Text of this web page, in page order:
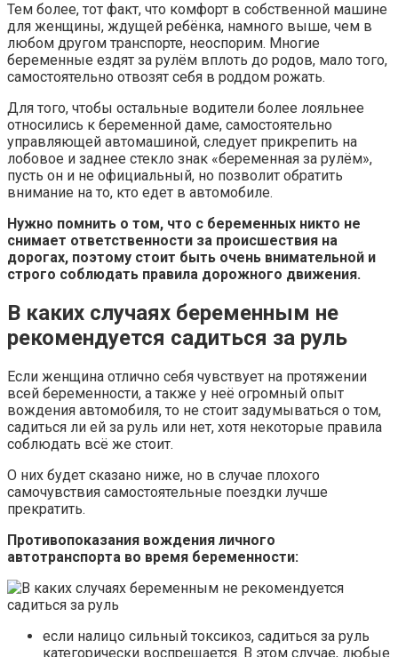
Тем более, тот факт, что комфорт в собственной машине
для женщины, ждущей ребёнка, намного выше, чем в
любом другом транспорте, неоспорим. Многие
беременные ездят за рулём вплоть до родов, мало того,
самостоятельно отвозят себя в роддом рожать.
Для того, чтобы остальные водители более лояльнее
относились к беременной даме, самостоятельно
управляющей автомашиной, следует прикрепить на
лобовое и заднее стекло знак «беременная за рулём»,
пусть он и не официальный, но позволит обратить
внимание на то, кто едет в автомобиле.
Нужно помнить о том, что с беременных никто не
снимает ответственности за происшествия на
дорогах, поэтому стоит быть очень внимательной и
строго соблюдать правила дорожного движения.
В каких случаях беременным не
рекомендуется садиться за руль
Если женщина отлично себя чувствует на протяжении
всей беременности, а также у неё огромный опыт
вождения автомобиля, то не стоит задумываться о том,
садиться ли ей за руль или нет, хотя некоторые правила
соблюдать всё же стоит.
О них будет сказано ниже, но в случае плохого
самочувствия самостоятельные поездки лучше
прекратить.
Противопоказания вождения личного
автотранспорта во время беременности:
если налицо сильный токсикоз, садиться за руль
категорически воспрещается. В этом случае, любые